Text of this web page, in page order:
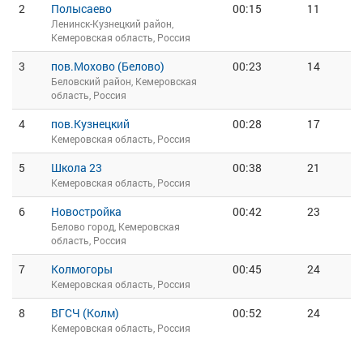
2 Полысаево
Ленинск-Кузнецкий район,
Кемеровская область, Россия
00:15 11
3 пов.Мохово (Белово)
Беловский район, Кемеровская
область, Россия
00:23 14
4 пов.Кузнецкий
Кемеровская область, Россия
00:28 17
5 Школа 23
Кемеровская область, Россия
00:38 21
6 Новостройка
Белово город, Кемеровская
область, Россия
00:42 23
7 Колмогоры
Кемеровская область, Россия
00:45 24
8 ВГСЧ (Колм)
Кемеровская область, Россия
00:52 24